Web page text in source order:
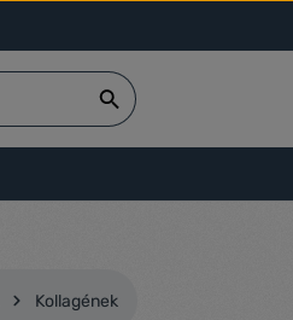
Kollagének